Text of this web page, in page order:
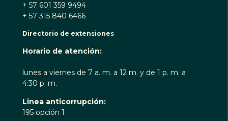
+ 57 601 359 9494
+ 57 315 840 6466
Directorio de extensiones
Horario de atención:
lunes a viernes de 7 a. m. a 12 m. y de 1 p. m. a
4:30 p. m.
Linea anticorrupción:
195 opción 1